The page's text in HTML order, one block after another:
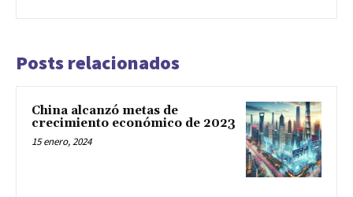
Posts relacionados
China alcanzó metas de
crecimiento económico de 2023
15 enero, 2024